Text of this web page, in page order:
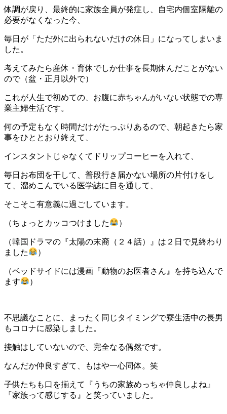
体調が戻り、最終的に家族全員が発症し、自宅内個室隔離の
必要がなくなった今、
毎日が「ただ外に出られないだけの休日」になってしまいま
した。
考えてみたら産休・育休でしか仕事を長期休んだことがない
ので（盆・正月以外で）
これが人生で初めての、お腹に赤ちゃんがいない状態での専
業主婦生活です。
何の予定もなく時間だけがたっぷりあるので、朝起きたら家
事をひととおり終えて、
インスタントじゃなくてドリップコーヒーを入れて、
毎日お布団を干して、普段行き届かない場所の片付けをし
て、溜めこんでいる医学誌に目を通して、
そこそこ有意義に過ごしています。
（ちょっとカッコつけました ）
（韓国ドラマの『太陽の末裔（２４話）』は２日で見終わり
ました
）
（ベッドサイドには漫画『動物のお医者さん』を持ち込んで
ます
）
不思議なことに、まったく同じタイミングで寮生活中の長男
もコロナに感染しました。
接触はしていないので、完全なる偶然です。
なんだか仲良すぎて、もはや一心同体。笑
子供たちも口を揃えて『うちの家族めっちゃ仲良しよね』
『家族って感じする』と笑っていました。